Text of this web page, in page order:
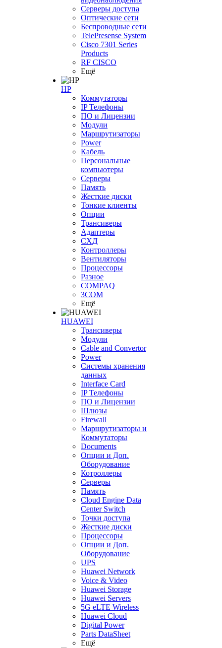
Серверы доступа
Оптические сети
Беспроводные сети
TelePresense System
Cisco 7301 Series
Products
RF CISCO
Ещё
HP
Коммутаторы
IP Телефоны
ПО и Лицензии
Модули
Маршрутизаторы
Power
Кабель
Персональные
компьютеры
Серверы
Память
Жесткие диски
Тонкие клиенты
Опции
Трансиверы
Адаптеры
СХД
Контроллеры
Вентиляторы
Процессоры
Разное
COMPAQ
3COM
Ещё
HUAWEI
Трансиверы
Модули
Cable and Convertor
Power
Системы хранения
данных
Interface Card
IP Телефоны
ПО и Лицензии
Шлюзы
Firewall
Маршрутизаторы и
Коммутаторы
Documents
Опции и Доп.
Оборудование
Котроллеры
Серверы
Память
Cloud Engine Data
Center Switch
Точки доступа
Жесткие диски
Процессоры
Опции и Доп.
Оборудование
UPS
Huawei Network
Voice & Video
Huawei Storage
Huawei Servers
5G eLTE Wireless
Huawei Cloud
Digital Power
Parts DataSheet
Ещё